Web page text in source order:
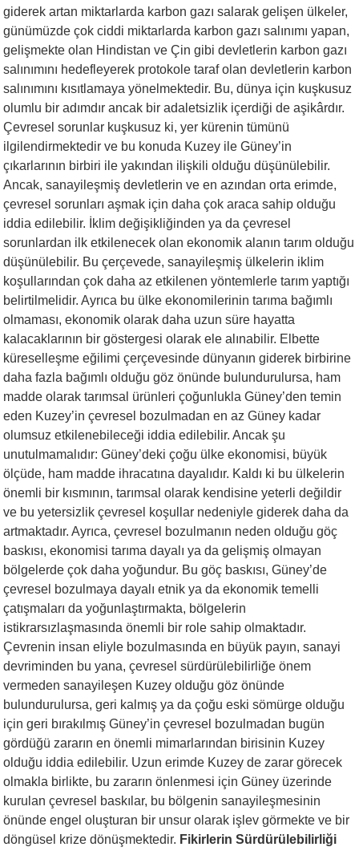
giderek artan miktarlarda karbon gazı salarak gelişen ülkeler,
günümüzde çok ciddi miktarlarda karbon gazı salınımı yapan,
gelişmekte olan Hindistan ve Çin gibi devletlerin karbon gazı
salınımını hedefleyerek protokole taraf olan devletlerin karbon
salınımını kısıtlamaya yönelmektedir. Bu, dünya için kuşkusuz
olumlu bir adımdır ancak bir adaletsizlik içerdiği de aşikârdır.
Çevresel sorunlar kuşkusuz ki, yer kürenin tümünü
ilgilendirmektedir ve bu konuda Kuzey ile Güney’in
çıkarlarının birbiri ile yakından ilişkili olduğu düşünülebilir.
Ancak, sanayileşmiş devletlerin ve en azından orta erimde,
çevresel sorunları aşmak için daha çok araca sahip olduğu
iddia edilebilir. İklim değişikliğinden ya da çevresel
sorunlardan ilk etkilenecek olan ekonomik alanın tarım olduğu
düşünülebilir. Bu çerçevede, sanayileşmiş ülkelerin iklim
koşullarından çok daha az etkilenen yöntemlerle tarım yaptığı
belirtilmelidir. Ayrıca bu ülke ekonomilerinin tarıma bağımlı
olmaması, ekonomik olarak daha uzun süre hayatta
kalacaklarının bir göstergesi olarak ele alınabilir. Elbette
küreselleşme eğilimi çerçevesinde dünyanın giderek birbirine
daha fazla bağımlı olduğu göz önünde bulundurulursa, ham
madde olarak tarımsal ürünleri çoğunlukla Güney’den temin
eden Kuzey’in çevresel bozulmadan en az Güney kadar
olumsuz etkilenebileceği iddia edilebilir. Ancak şu
unutulmamalıdır: Güney’deki çoğu ülke ekonomisi, büyük
ölçüde, ham madde ihracatına dayalıdır. Kaldı ki bu ülkelerin
önemli bir kısmının, tarımsal olarak kendisine yeterli değildir
ve bu yetersizlik çevresel koşullar nedeniyle giderek daha da
artmaktadır. Ayrıca, çevresel bozulmanın neden olduğu göç
baskısı, ekonomisi tarıma dayalı ya da gelişmiş olmayan
bölgelerde çok daha yoğundur. Bu göç baskısı, Güney’de
çevresel bozulmaya dayalı etnik ya da ekonomik temelli
çatışmaları da yoğunlaştırmakta, bölgelerin
istikrarsızlaşmasında önemli bir role sahip olmaktadır.
Çevrenin insan eliyle bozulmasında en büyük payın, sanayi
devriminden bu yana, çevresel sürdürülebilirliğe önem
vermeden sanayileşen Kuzey olduğu göz önünde
bulundurulursa, geri kalmış ya da çoğu eski sömürge olduğu
için geri bırakılmış Güney’in çevresel bozulmadan bugün
gördüğü zararın en önemli mimarlarından birisinin Kuzey
olduğu iddia edilebilir. Uzun erimde Kuzey de zarar görecek
olmakla birlikte, bu zararın önlenmesi için Güney üzerinde
kurulan çevresel baskılar, bu bölgenin sanayileşmesinin
önünde engel oluşturan bir unsur olarak işlev görmekte ve bir
döngüsel krize dönüşmektedir. Fikirlerin Sürdürülebilirliği